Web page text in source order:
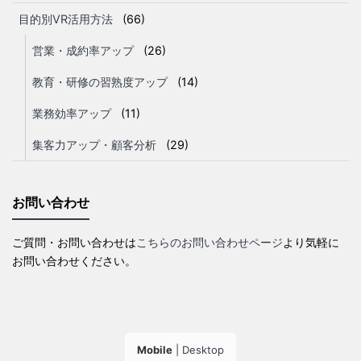
目的別VR活用方法 (66)
営業・成約率アップ (26)
教育・研修の習熟度アップ (14)
業務効率アップ (11)
集客力アップ・顧客分析 (29)
お問い合わせ
ご質問・お問い合わせはこちらのお問い合わせページより気軽に
お問い合わせください。
Mobile Desktop